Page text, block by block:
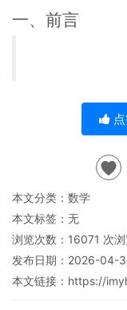
一、前言
本文分类： 数学
本文标签：无
浏览次数： 16071 次
发布日期：2026-04-
本文链接： https://